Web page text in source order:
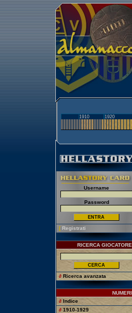
1910 1920
Username
Password
[ Registrati
RICERCA GIOCATORE
∂ Ricerca avanzata
NUMERI
∂ Indice
∂ 1910-1929